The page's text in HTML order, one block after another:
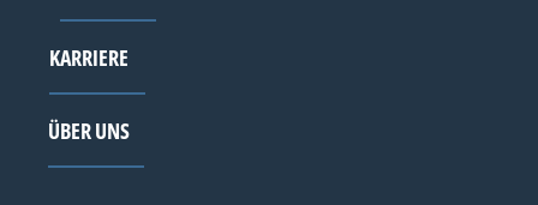
KARRIERE
ÜBER UNS